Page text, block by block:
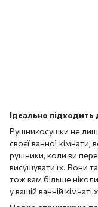
Ідеально підходить
Рушникосушки не
своєї ванної кімнати,
рушники, коли ви
висушувати їх. Вони
тож вам більше
у вашій ванній